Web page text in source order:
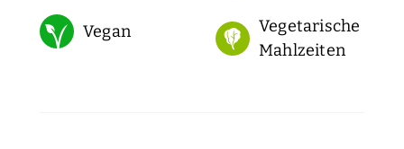
Vegan
Vegetarische
Mahlzeiten